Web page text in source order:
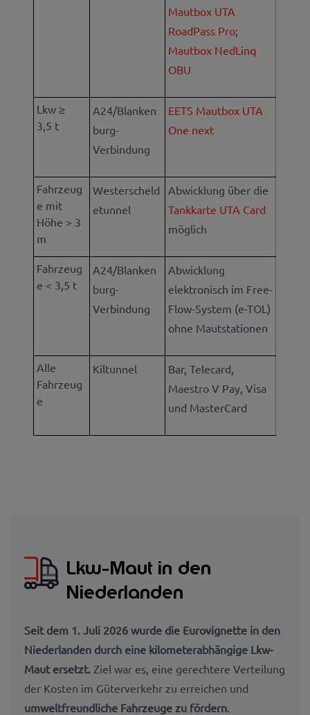
Mautbox UTA
RoadPass Pro;
Mautbox NedLinq
OBU
Lkw ≥
3,5 t
A24/Blanken
burg-
Verbindung
EETS Mautbox UTA
One next
Fahrzeug
e mit
Höhe > 3
m
Westerscheld
etunnel
Abwicklung über die
Tankkarte UTA Card
möglich
Fahrzeug
e < 3,5 t
A24/Blanken
burg-
Verbindung
Abwicklung
elektronisch im Free-
Flow-System (e-TOL)
ohne Mautstationen
Alle
Fahrzeug
e
Kiltunnel
Bar, Telecard,
Maestro V Pay, Visa
und MasterCard
Lkw-Maut in den
Niederlanden
Seit dem 1. Juli 2026 wurde die Eurovignette in den
Niederlanden durch eine kilometerabhängige Lkw-
Maut ersetzt. Ziel war es, eine gerechtere Verteilung
der Kosten im Güterverkehr zu erreichen und
umweltfreundliche Fahrzeuge zu fördern